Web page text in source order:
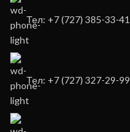
Тел: +7 (727) 385-33-41
Тел: +7 (727) 327-29-99